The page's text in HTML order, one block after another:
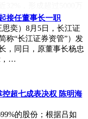
关键动力。数据显示，
压监测功能的设备占比
功能渗透率增长260%，
能对实时性、准确性
的研发与应用。业内
接任董事长一职
奕）8月5日，长江证
称“长江证券资管”）发
，同日，原董事长杨忠
，…
超七成表决权 陈明海
的股份；根据吕如